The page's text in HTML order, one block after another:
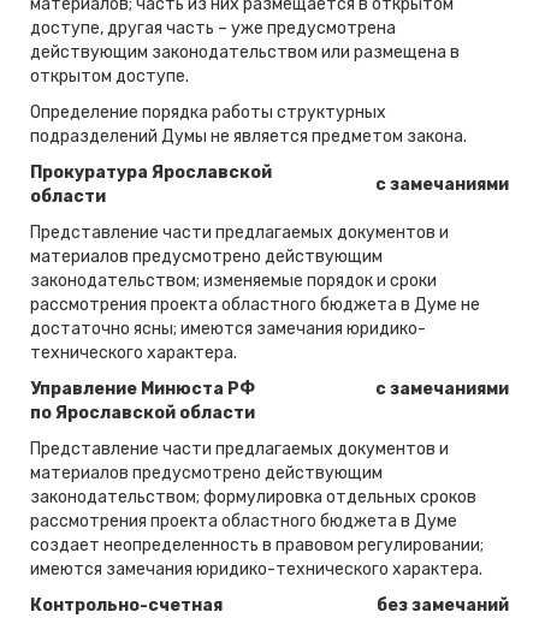
материалов; часть из них размещается в открытом
доступе, другая часть – уже предусмотрена
действующим законодательством или размещена в
открытом доступе.
Определение порядка работы структурных
подразделений Думы не является предметом закона.
Прокуратура Ярославской
области
с замечаниями
Представление части предлагаемых документов и
материалов предусмотрено действующим
законодательством; изменяемые порядок и сроки
рассмотрения проекта областного бюджета в Думе не
достаточно ясны; имеются замечания юридико-
технического характера.
Управление Минюста РФ
по Ярославской области
с замечаниями
Представление части предлагаемых документов и
материалов предусмотрено действующим
законодательством; формулировка отдельных сроков
рассмотрения проекта областного бюджета в Думе
создает неопределенность в правовом регулировании;
имеются замечания юридико-технического характера.
Контрольно-счетная
без замечаний